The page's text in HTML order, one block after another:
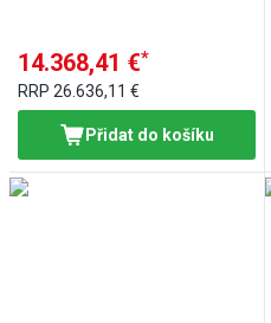
14.368,41 €*
RRP 26.636,11 €
Přidat do košíku